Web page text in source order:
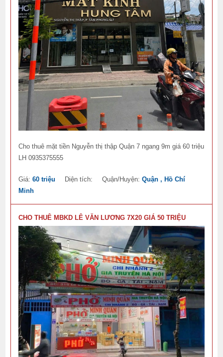
Cho thuê mặt tiền Nguyễn thị thập Quận 7 ngang 9m giá 60 triệu
LH 0935375555
Giá:60 triệu Diện tích: Quận/Huyện:Quận , Hồ Chí
Minh
CHO THUÊ MBKD LÊ VĂN LƯƠNG 7X20 GIÁ 50 TRIỆU